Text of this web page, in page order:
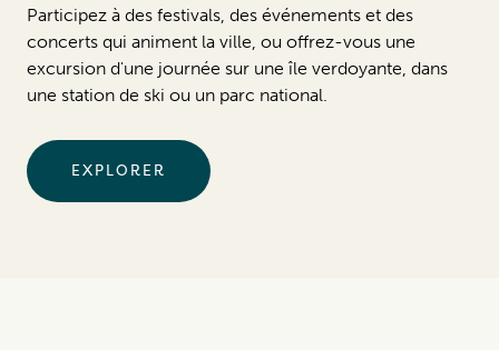
Participez à des festivals, des événements et des
concerts qui animent la ville, ou offrez-vous une
excursion d'une journée sur une île verdoyante, dans
une station de ski ou un parc national.
EXPLORER